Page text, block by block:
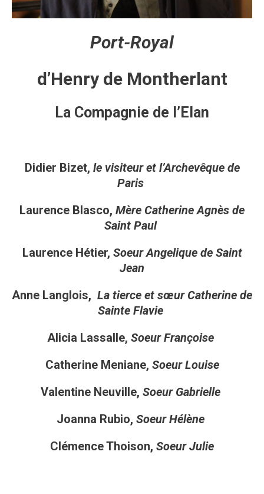
Port-Royal
d’Henry de Montherlant
La Compagnie de l’Elan
Didier Bizet, le visiteur et l’Archevêque de
Paris
Laurence Blasco, Mère Catherine Agnès de
Saint Paul
Laurence Hétier, Soeur Angelique de Saint
Jean
Anne Langlois, La tierce et sœur Catherine de
Sainte Flavie
Alicia Lassalle, Soeur Françoise
Catherine Meniane, Soeur Louise
Valentine Neuville, Soeur Gabrielle
Joanna Rubio, Soeur Hélène
Clémence Thoison, Soeur Julie